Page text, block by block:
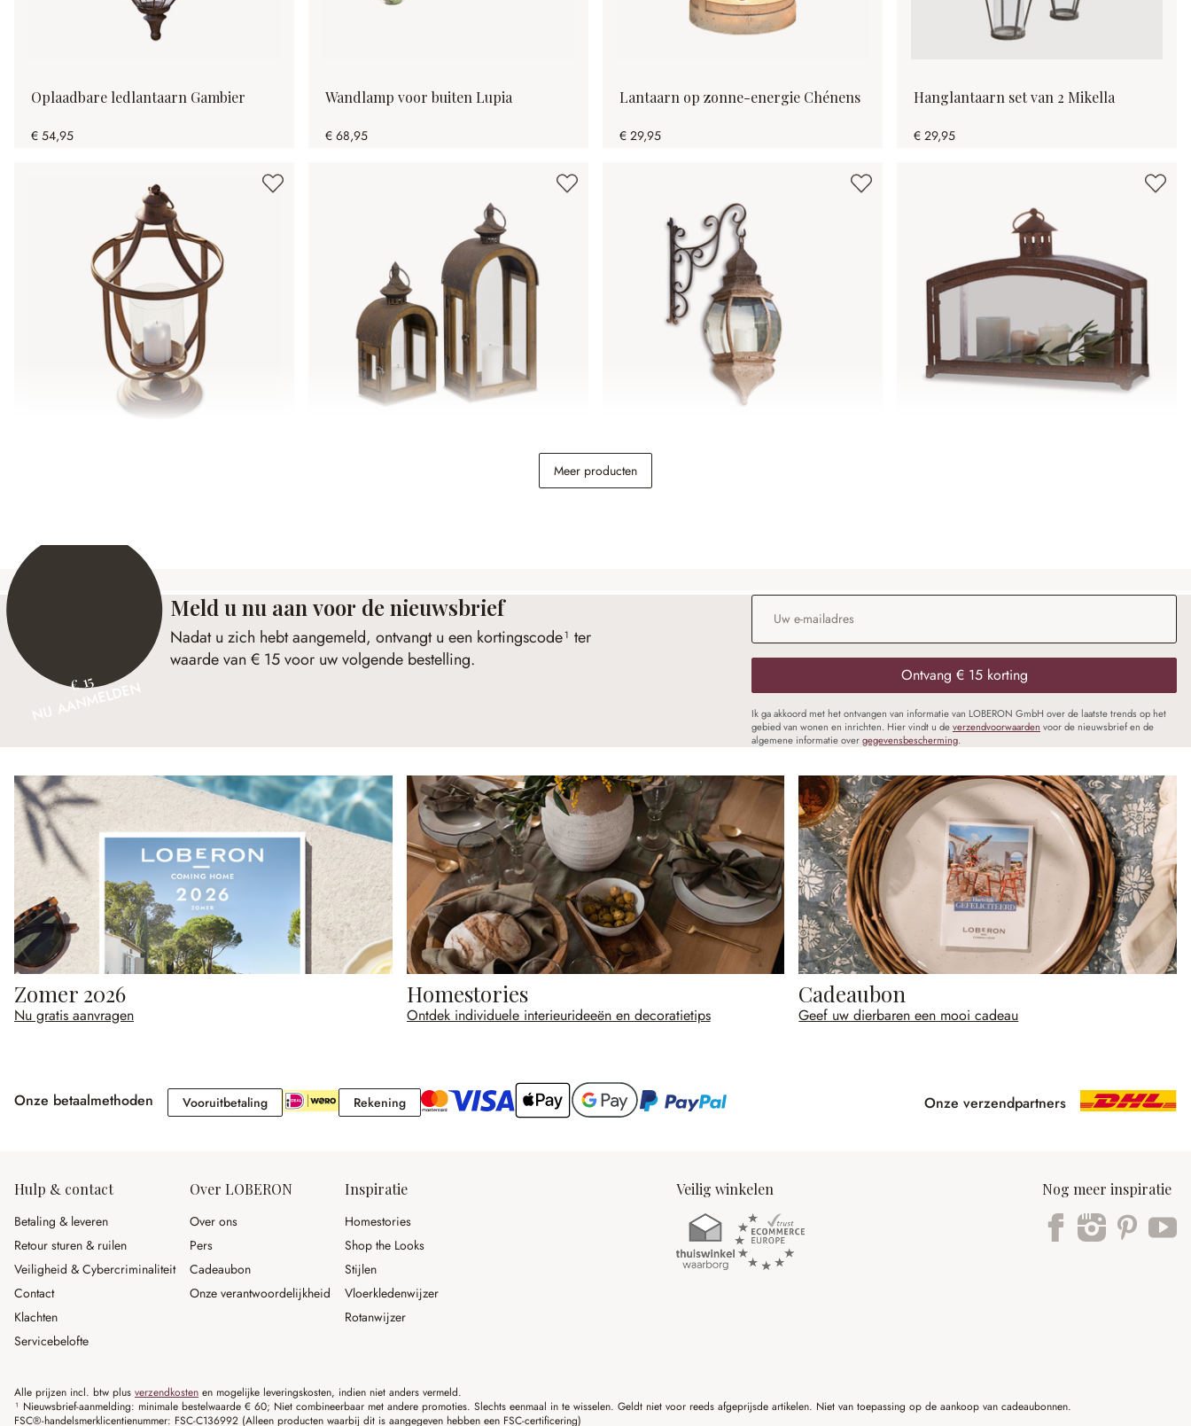
Oplaadbare ledlantaarn Gambier
€ 54,95
Wandlamp voor buiten Lupia
€ 68,95
Lantaarn op zonne-energie Chénens
€ 29,95
Hanglantaarn set van 2 Mikella
€ 29,95
Lantaarn Temara
Meer producten
€ 15
NU AANMELDEN
Meld u nu aan voor de nieuwsbrief
Nadat u zich hebt aangemeld, ontvangt u een kortingscode¹ ter
waarde van € 15 voor uw volgende bestelling.
E-mailadres
Ontvang € 15 korting
Ik ga akkoord met het ontvangen van informatie van LOBERON GmbH over de laatste trends op het
gebied van wonen en inrichten. Hier vindt u deverzendvoorwaarden voor de nieuwsbrief en de
algemene informatie overgegevensbescherming.
Zomer 2026
Nu gratis aanvragen
Homestories
Ontdek individuele interieurideeën en decoratietips
Cadeaubon
Geef uw dierbaren een mooi cadeau
Onze betaalmethoden VooruitbetalingVooruitbetaling RekeningRekening Onze verzendpartners
Hulp & contact
Betaling & leveren
Retour sturen & ruilen
Veiligheid & Cybercriminaliteit
Contact
Klachten
Servicebelofte
Over LOBERON
Over ons
Pers
Cadeaubon
Onze verantwoordelijkheid
Inspiratie
Homestories
Shop the Looks
Stijlen
Vloerkledenwijzer
Rotanwijzer
Veilig winkelen Nog meer inspiratie
Alle prijzen incl. btw plus verzendkosten en mogelijke leveringskosten, indien niet anders vermeld.
¹ Nieuwsbrief-aanmelding: minimale bestelwaarde € 60; Niet combineerbaar met andere promoties. Slechts eenmaal in te wisselen. Geldt niet voor reeds afgeprijsde artikelen. Niet van toepassing op de aankoop van cadeaubonnen.
FSC®-handelsmerklicentienummer: FSC-C136992 (Alleen producten waarbij dit is aangegeven hebben een FSC-certificering)